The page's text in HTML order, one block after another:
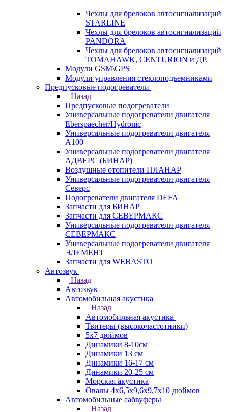
Чехлы для брелоков автосигнализаций
STARLINE
Чехлы для брелоков автосигнализаций
PANDORA
Чехлы для брелоков автосигнализаций
TOMAHAWK, CENTURION и ДР.
Модули GSM\GPS
Модули управления стеклоподъемниками
Предпусковые подогреватели
Назад
Предпусковые подогреватели
Универсальные подогреватели двигателя
Eberspaecher/Hydronic
Универсальные подогреватели двигателя
A100
Универсальные подогреватели двигателя
АДВЕРС (БИНАР)
Воздушные отопители ПЛАНАР
Универсальные подогреватели двигателя
Северс
Подогреватели двигателя DEFA
Запчасти для БИНАР
Запчасти для СЕВЕРМАКС
Универсальные подогреватели двигателя
СЕВЕРМАКС
Универсальные подогреватели двигателя
ЭЛЕМЕНТ
Запчасти для WEBASTO
Автозвук
Назад
Автозвук
Автомобильная акустика
Назад
Автомобильная акустика
Твитеры (высокочастотники)
5x7 дюймов
Динамики 8-10см
Динамики 13 см
Динамики 16-17 см
Динамики 20-25 см
Морская акустика
Овалы 4х6,5х9,6x9,7х10 дюймов
Автомобильные сабвуферы
Назад